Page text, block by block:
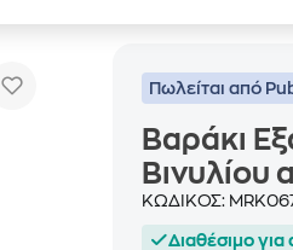
Πωλείται από
Βαράκι
Βινυλίου
ΚΩΔΙΚΟΣ:
Διαθέσιμο